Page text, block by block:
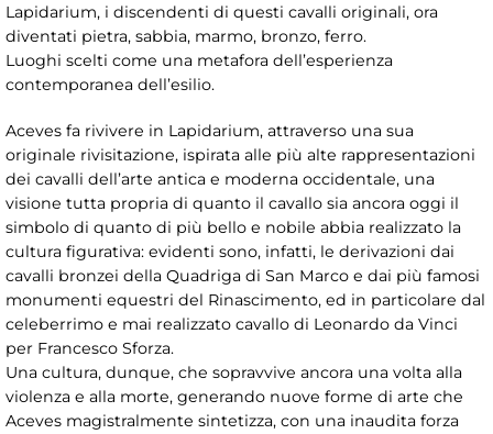
Lapidarium, i discendenti di questi cavalli originali, ora
diventati pietra, sabbia, marmo, bronzo, ferro.
Luoghi scelti come una metafora dell’esperienza
contemporanea dell’esilio.
Aceves fa rivivere in Lapidarium, attraverso una sua
originale rivisitazione, ispirata alle più alte rappresentazioni
dei cavalli dell’arte antica e moderna occidentale, una
visione tutta propria di quanto il cavallo sia ancora oggi il
simbolo di quanto di più bello e nobile abbia realizzato la
cultura figurativa: evidenti sono, infatti, le derivazioni dai
cavalli bronzei della Quadriga di San Marco e dai più famosi
monumenti equestri del Rinascimento, ed in particolare dal
celeberrimo e mai realizzato cavallo di Leonardo da Vinci
per Francesco Sforza.
Una cultura, dunque, che sopravvive ancora una volta alla
violenza e alla morte, generando nuove forme di arte che
Aceves magistralmente sintetizza, con una inaudita forza